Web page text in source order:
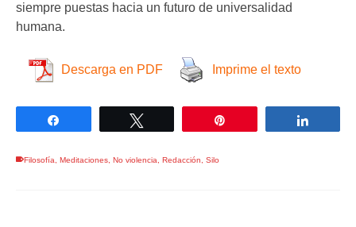
siempre puestas hacia un futuro de universalidad
humana.
Descarga en PDF Imprime el texto
Filosofía Meditaciones No violencia Redacción Silo